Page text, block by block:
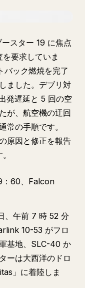
スター 19 に焦点
要求していま
バック燃焼を完了
ました。デブリ対
発遅延と 5 回の空
が、航空機の迂回
常の手順です。
原因と修正を報告
：60、Falcon
、午前 7 時 52 分
10-53 がフロ
基地、SLC-40 か
ーは大西洋のドロ
」に着陸しま